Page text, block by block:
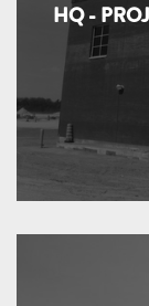
HQ -